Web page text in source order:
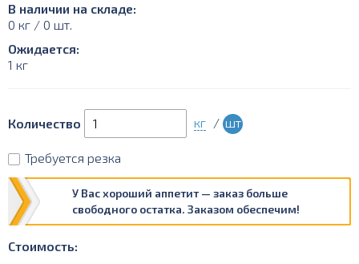
В наличии на складе:
0 кг / 0 шт.
Ожидается:
1 кг
Количество кг / шт
Требуется резка
У Вас хороший аппетит — заказ больше
свободного остатка. Заказом обеспечим!
Стоимость: